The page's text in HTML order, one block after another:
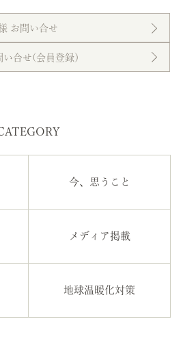
お問い合せ
合せ(会員登録）
今、思うこと
メディア掲載
地球温暖化対策